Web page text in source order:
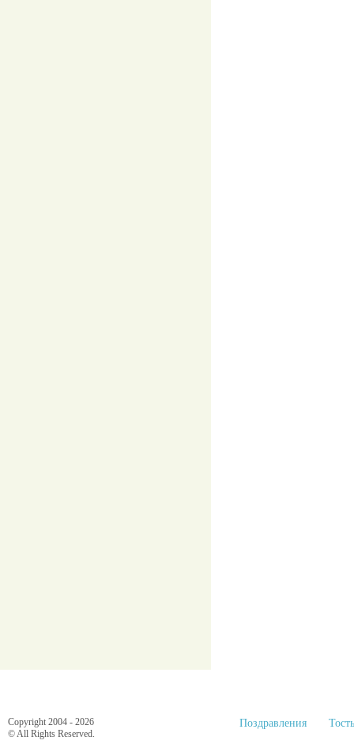
Copyright 2004 - 2026
© All Rights Reserved.
Поздравления